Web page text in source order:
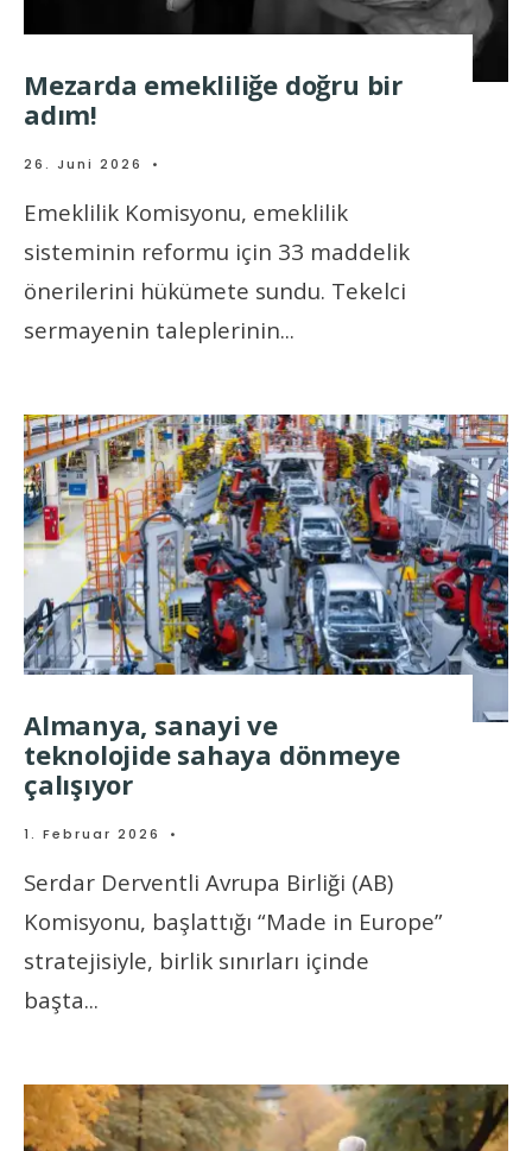
Mezarda emekliliğe doğru bir
adım!
26. Juni 2026 •
Emeklilik Komisyonu, emeklilik
sisteminin reformu için 33 maddelik
önerilerini hükümete sundu. Tekelci
sermayenin taleplerinin...
Almanya, sanayi ve
teknolojide sahaya dönmeye
çalışıyor
1. Februar 2026 •
Serdar Derventli Avrupa Birliği (AB)
Komisyonu, başlattığı “Made in Europe”
stratejisiyle, birlik sınırları içinde
başta...